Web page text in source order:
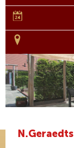
N.Geraedts